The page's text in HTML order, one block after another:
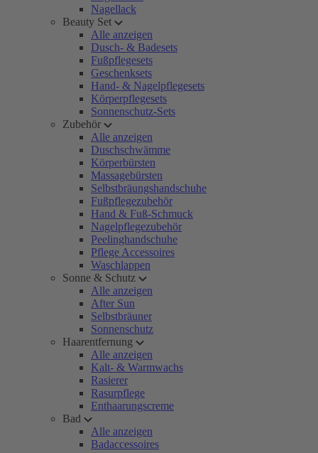
Nagellack
Beauty Set
Alle anzeigen
Dusch- & Badesets
Fußpflegesets
Geschenksets
Hand- & Nagelpflegesets
Körperpflegesets
Sonnenschutz-Sets
Zubehör
Alle anzeigen
Duschschwämme
Körperbürsten
Massagebürsten
Selbstbräungshandschuhe
Fußpflegezubehör
Hand & Fuß-Schmuck
Nagelpflegezubehör
Peelinghandschuhe
Pflege Accessoires
Waschlappen
Sonne & Schutz
Alle anzeigen
After Sun
Selbstbräuner
Sonnenschutz
Haarentfernung
Alle anzeigen
Kalt- & Warmwachs
Rasierer
Rasurpflege
Enthaarungscreme
Bad
Alle anzeigen
Badaccessoires